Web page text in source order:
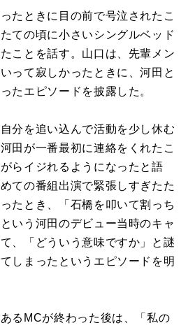
たときに目の前で号泣されたこ
ての頃に小さいシングルベッド
ことを話す。山口は、先輩メン
って寂しかったときに、河田と
たエピソードを披露した。
分を追い込んで活動を少し休む
田が一番最初に連絡をくれたこ
らイジれるようになったと語
ての番組出演で緊張しすぎたた
たとき、「石橋を叩いて割っち
いう河田のデビュー当時のキャ
、「どういう意味ですか」と謎
しまったというエピソードを明
るMCが終わった後は、「私の